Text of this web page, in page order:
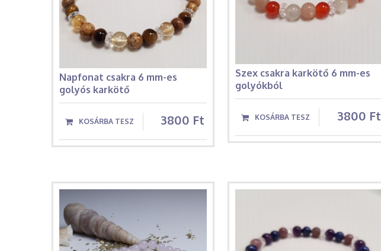
Napfonat csakra 6 mm-es
golyós karkötő
3800 Ft
Szex csakra karkötő 6 mm-es
golyókból
3800 Ft